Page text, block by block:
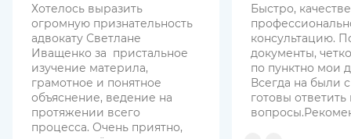
Хотелось выразить
огромную признательность
адвокату Светлане
Иващенко за пристальное
изучение материла,
грамотное и понятное
объяснение, ведение на
протяжении всего
процесса. Очень приятно,
Быстро,
консультацию.
документы,
по пунктно мои
Всегда на были
готовы